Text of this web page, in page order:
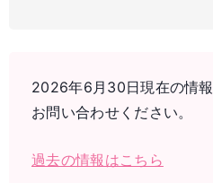
2026年6月30日現在の情
お問い合わせください。
過去の情報はこちら